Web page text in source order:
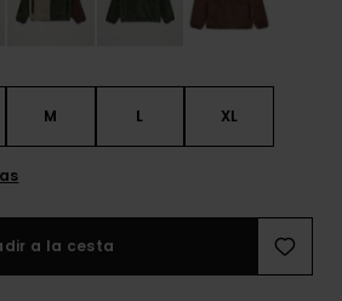
M L XL
a la cesta